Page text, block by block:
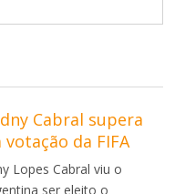
Cabral supera
da FIFA
Lopes Cabral viu o
ser eleito o